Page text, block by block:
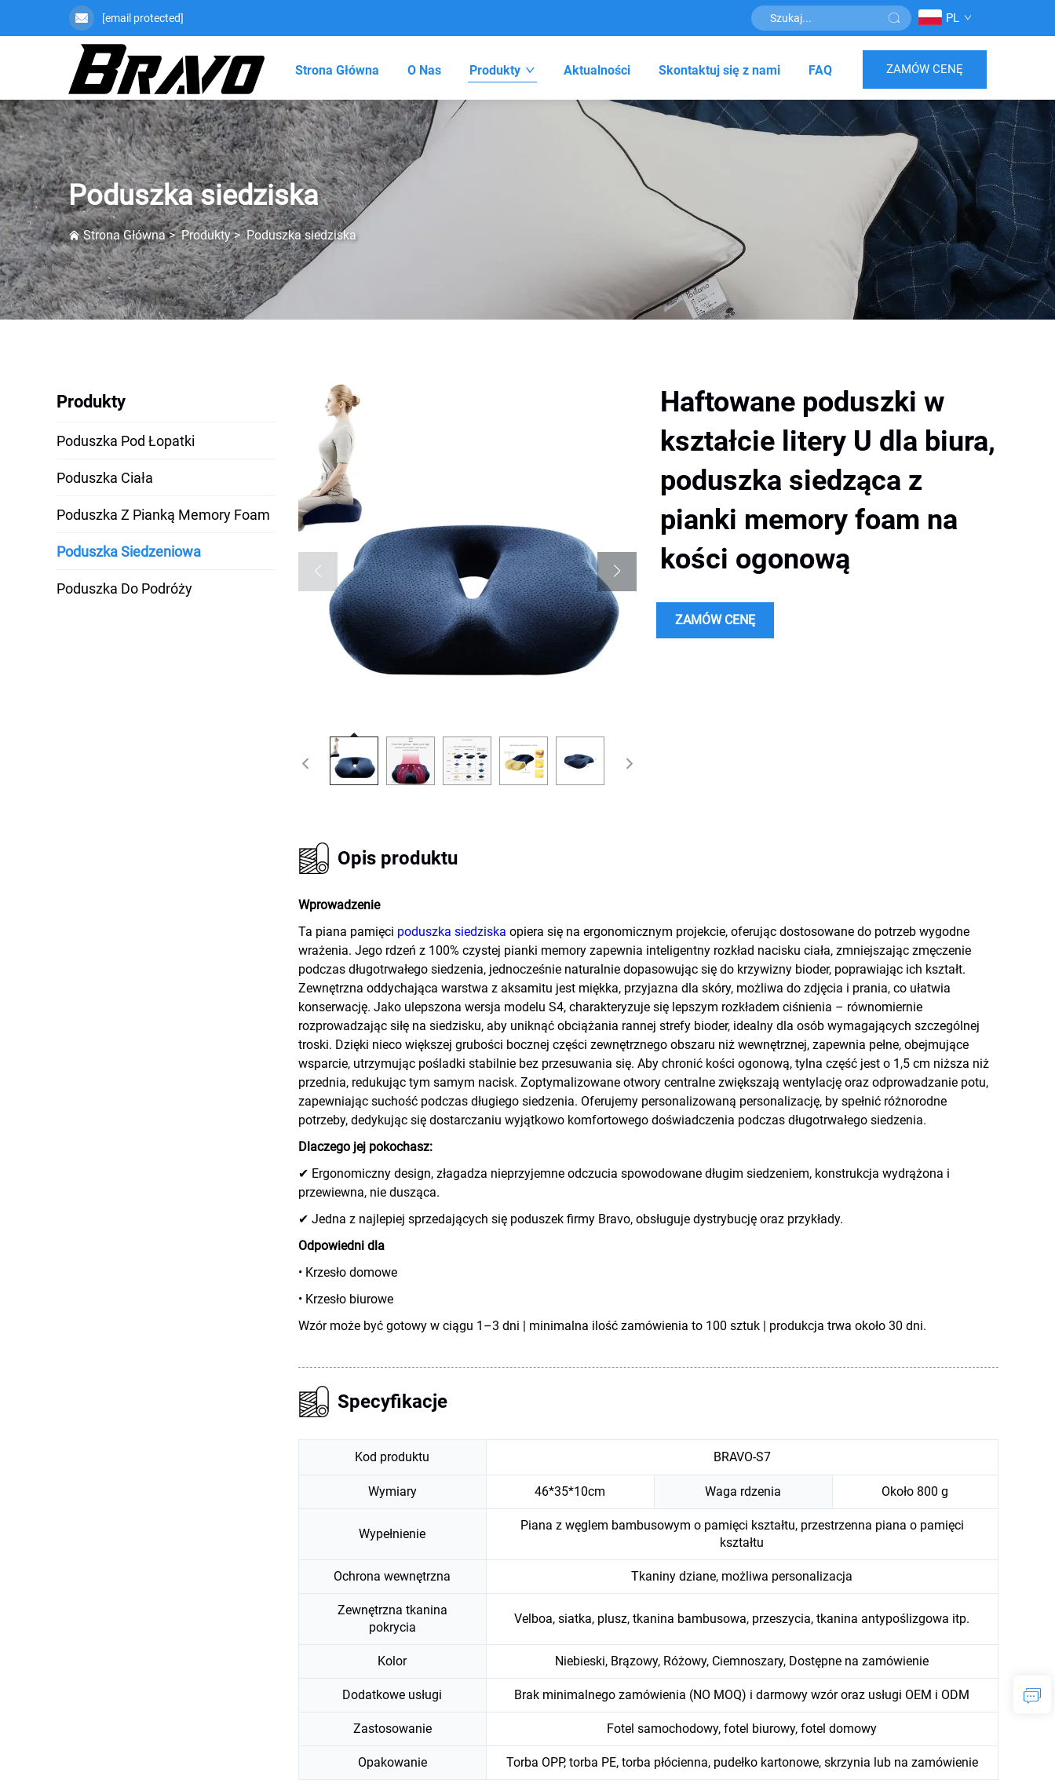
[email protected] PL
Strona Główna O Nas Produkty Aktualności Skontaktuj się z nami FAQ ZAMÓW CENĘ
Poduszka siedziska
Strona Główna>Produkty>Poduszka siedziska
Produkty
Poduszka Pod Łopatki
Poduszka Ciała
Poduszka Z Pianką Memory Foam
Poduszka Siedzeniowa
Poduszka Do Podróży
Haftowane poduszki w
kształcie litery U dla biura,
poduszka siedząca z
pianki memory foam na
kości ogonową
ZAMÓW CENĘ
Opis produktu
Wprowadzenie
Ta piana pamięci poduszka siedziska opiera się na ergonomicznym projekcie, oferując dostosowane do potrzeb wygodne
wrażenia. Jego rdzeń z 100% czystej pianki memory zapewnia inteligentny rozkład nacisku ciała, zmniejszając zmęczenie
podczas długotrwałego siedzenia, jednocześnie naturalnie dopasowując się do krzywizny bioder, poprawiając ich kształt.
Zewnętrzna oddychająca warstwa z aksamitu jest miękka, przyjazna dla skóry, możliwa do zdjęcia i prania, co ułatwia
konserwację. Jako ulepszona wersja modelu S4, charakteryzuje się lepszym rozkładem ciśnienia – równomiernie
rozprowadzając siłę na siedzisku, aby uniknąć obciążania rannej strefy bioder, idealny dla osób wymagających szczególnej
troski. Dzięki nieco większej grubości bocznej części zewnętrznego obszaru niż wewnętrznej, zapewnia pełne, obejmujące
wsparcie, utrzymując pośladki stabilnie bez przesuwania się. Aby chronić kości ogonową, tylna część jest o 1,5 cm niższa niż
przednia, redukując tym samym nacisk. Zoptymalizowane otwory centralne zwiększają wentylację oraz odprowadzanie potu,
zapewniając suchość podczas długiego siedzenia. Oferujemy personalizowaną personalizację, by spełnić różnorodne
potrzeby, dedykując się dostarczaniu wyjątkowo komfortowego doświadczenia podczas długotrwałego siedzenia.
Dlaczego jej pokochasz:
✔ Ergonomiczny design, złagadza nieprzyjemne odczucia spowodowane długim siedzeniem, konstrukcja wydrążona i
przewiewna, nie dusząca.
✔ Jedna z najlepiej sprzedających się poduszek firmy Bravo, obsługuje dystrybucję oraz przykłady.
Odpowiedni dla
• Krzesło domowe
• Krzesło biurowe
Wzór może być gotowy w ciągu 1–3 dni | minimalna ilość zamówienia to 100 sztuk | produkcja trwa około 30 dni.
Specyfikacje
Kod produktu BRAVO-S7
Wymiary 46*35*10cm Waga rdzenia Około 800 g
Wypełnienie
Piana z węglem bambusowym o pamięci kształtu, przestrzenna piana o pamięci
kształtu
Ochrona wewnętrzna Tkaniny dziane, możliwa personalizacja
Zewnętrzna tkanina
pokrycia
Velboa, siatka, plusz, tkanina bambusowa, przeszycia, tkanina antypoślizgowa itp.
Kolor Niebieski, Brązowy, Różowy, Ciemnoszary, Dostępne na zamówienie
Dodatkowe usługi Brak minimalnego zamówienia (NO MOQ) i darmowy wzór oraz usługi OEM i ODM
Zastosowanie Fotel samochodowy, fotel biurowy, fotel domowy
Opakowanie Torba OPP, torba PE, torba płócienna, pudełko kartonowe, skrzynia lub na zamówienie